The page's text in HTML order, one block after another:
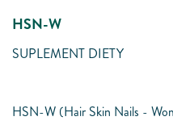
HSN-W
SUPLEMENT DIETY
HSN-W (Hair Skin Nails -